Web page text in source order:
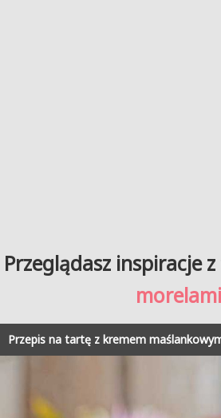
Przeglądasz inspiracje
morelami
Przepis na tartę z kremem